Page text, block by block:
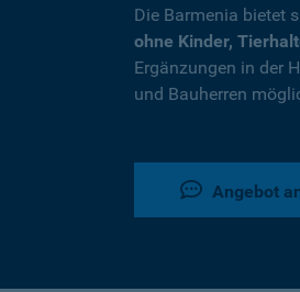
Die Barmenia bietet
ohne Kinder,
Ergänzungen in der
und Bauherren
Angebot